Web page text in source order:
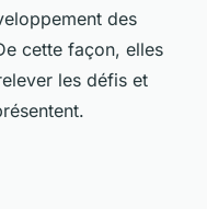
des
cette façon, elles
les défis et